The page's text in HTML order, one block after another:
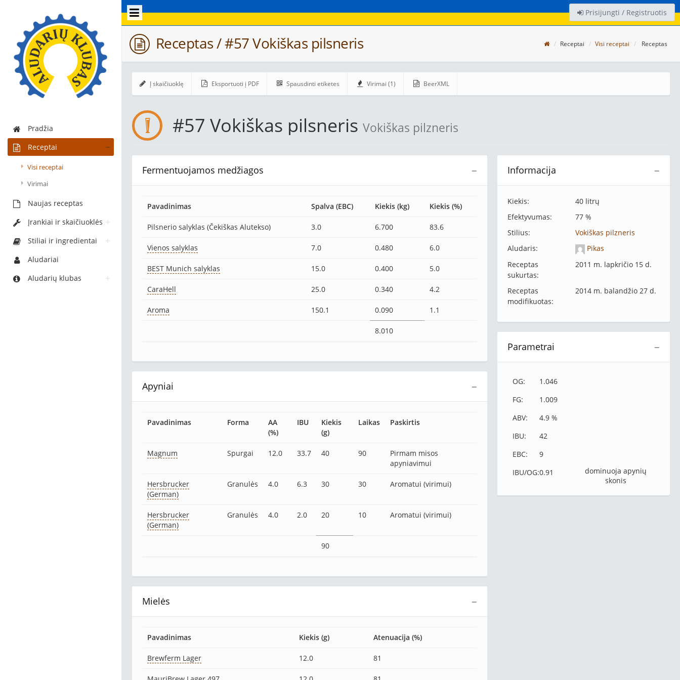
Pradžia
Receptai
Visi receptai
Virimai
Naujas receptas
Įrankiai ir skaičiuoklės
Stiliai ir ingredientai
Aludariai
Aludarių klubas
Prisijungti / Registruotis
Receptas / #57 Vokiškas pilsneris Receptai Visi receptai Receptas
Į skaičiuoklę Eksportuoti į PDF Spausdinti etiketes Virimai (1) BeerXML
#57 Vokiškas pilsneris Vokiškas pilzneris
−
Informacija
Kiekis:
40 litrų
Efektyvumas:
77 %
Stilius:
Vokiškas pilzneris
Aludaris:
Pikas
Receptas
sukurtas:
2011 m. lapkričio 15 d.
Receptas
modifikuotas:
2014 m. balandžio 27 d.
−
Parametrai
OG:
1.046
FG:
1.009
ABV:
4.9 %
IBU:
42
EBC:
9
IBU/OG:0.91
dominuoja apynių
skonis
−
Fermentuojamos medžiagos
Pavadinimas Spalva (EBC) Kiekis (kg) Kiekis (%)
Pilsnerio salyklas (Čekiškas Alutekso) 3.0 6.700 83.6
Vienos salyklas 7.0 0.480 6.0
BEST Munich salyklas 15.0 0.400 5.0
CaraHell 25.0 0.340 4.2
Aroma 150.1 0.090 1.1
8.010
−
Apyniai
Pavadinimas Forma
AA
(%)
IBU
Kiekis
(g)
Laikas Paskirtis
Magnum Spurgai 12.0 33.7 40 90
Pirmam misos
apyniavimui
Hersbrucker
(German)
Granulės 4.0 6.3 30 30 Aromatui (virimui)
Hersbrucker
(German)
Granulės 4.0 2.0 20 10 Aromatui (virimui)
90
−
Mielės
Pavadinimas Kiekis (g) Atenuacija (%)
Brewferm Lager 12.0 81